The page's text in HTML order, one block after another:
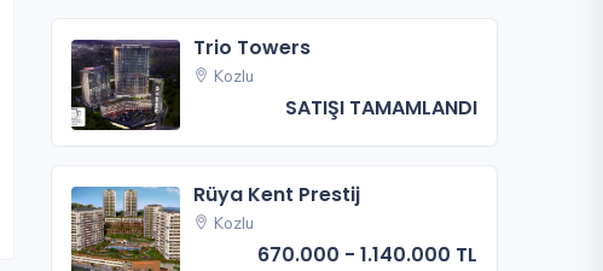
Trio Towers
Kozlu
SATIŞI TAMAMLANDI
Rüya Kent Prestij
Kozlu
670.000 - 1.140.000 TL